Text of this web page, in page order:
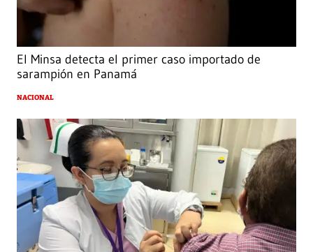
El Minsa detecta el primer caso importado de
sarampión en Panamá
NACIONAL